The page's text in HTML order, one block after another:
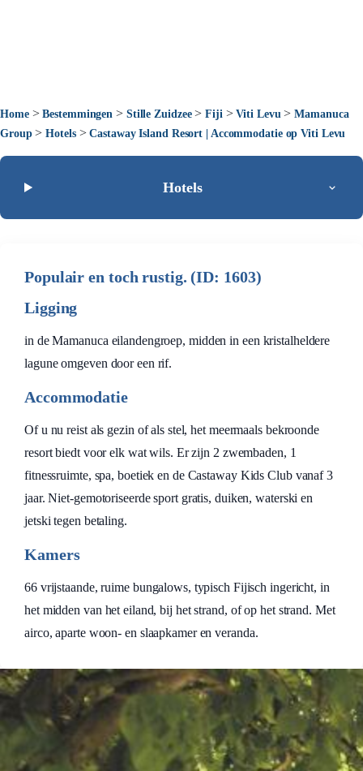
Home>Bestemmingen > Stille Zuidzee>Fiji >Viti Levu >Mamanuca
Group>Hotels>Castaway Island Resort | Accommodatie op Viti Levu
Hotels
Populair en toch rustig. (ID: 1603)
Ligging
in de Mamanuca eilandengroep, midden in een kristalheldere
lagune omgeven door een rif.
Accommodatie
Of u nu reist als gezin of als stel, het meermaals bekroonde
resort biedt voor elk wat wils. Er zijn 2 zwembaden, 1
fitnessruimte, spa, boetiek en de Castaway Kids Club vanaf 3
jaar. Niet-gemotoriseerde sport gratis, duiken, waterski en
jetski tegen betaling.
Kamers
66 vrijstaande, ruime bungalows, typisch Fijisch ingericht, in
het midden van het eiland, bij het strand, of op het strand. Met
airco, aparte woon- en slaapkamer en veranda.